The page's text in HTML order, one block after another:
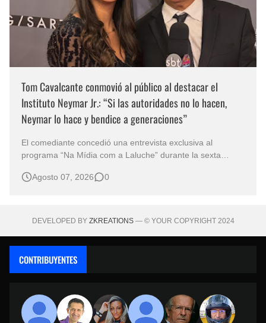
Tom Cavalcante conmovió al público al destacar el
Instituto Neymar Jr.: “Si las autoridades no lo hacen,
Neymar lo hace y bendice a generaciones”
El comediante concedió una entrevista exclusiva al
programa “Na Mídia com a Laluche” durante la sexta
eventos benéficos más importantes de Brasil. En medio del
Agosto 07, 2026 0
DEVELOPED BY ZKREATIONS— © YOUR COPYRIGHT 2024
CONTRIBUYENTES